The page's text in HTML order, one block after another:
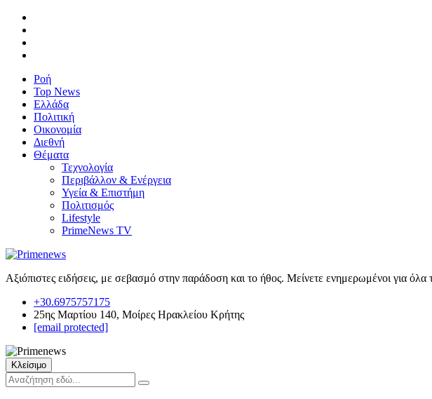
Ροή
Top News
Ελλάδα
Πολιτική
Οικονομία
Διεθνή
Θέματα
Τεχνολογία
Περιβάλλον & Ενέργεια
Υγεία & Επιστήμη
Πολιτισμός
Lifestyle
PrimeNews TV
Αξιόπιστες ειδήσεις, με σεβασμό στην παράδοση και το ήθος. Μείνετε ενημερωμένοι για
+30.6975757175
25ης Μαρτίου 140, Μοίρες Ηρακλείου Κρήτης
[email protected]
Κλείσιμο